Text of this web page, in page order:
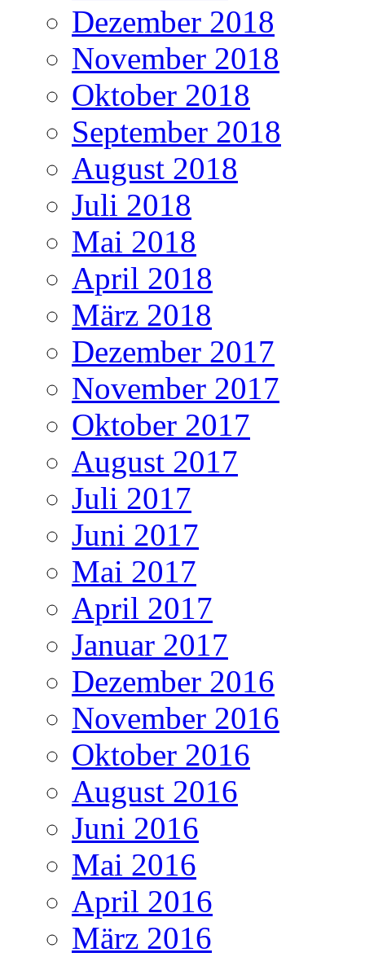
Dezember 2018
November 2018
Oktober 2018
September 2018
August 2018
Juli 2018
Mai 2018
April 2018
März 2018
Dezember 2017
November 2017
Oktober 2017
August 2017
Juli 2017
Juni 2017
Mai 2017
April 2017
Januar 2017
Dezember 2016
November 2016
Oktober 2016
August 2016
Juni 2016
Mai 2016
April 2016
März 2016